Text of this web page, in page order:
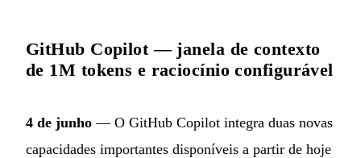
GitHub Copilot — janela de contexto
de 1M tokens e raciocínio configurável
4 de junho — O GitHub Copilot integra duas novas
capacidades importantes disponíveis a partir de hoje